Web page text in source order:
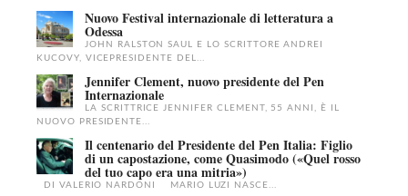
Nuovo Festival internazionale di letteratura a
Odessa
JOHN RALSTON SAUL E LO SCRITTORE ANDREI
KUCOVY, VICEPRESIDENTE DEL...
Jennifer Clement, nuovo presidente del Pen
Internazionale
LA SCRITTRICE JENNIFER CLEMENT, 55 ANNI, È IL
NUOVO PRESIDENTE...
Il centenario del Presidente del Pen Italia: Figlio
di un capostazione, come Quasimodo («Quel rosso
del tuo capo era una mitria»)
DI VALERIO NARDONI MARIO LUZI NASCE...